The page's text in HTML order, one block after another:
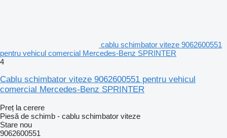
cablu schimbator viteze 9062600551
pentru vehicul comercial Mercedes-Benz SPRINTER
4
Cablu schimbator viteze 9062600551 pentru vehicul
comercial Mercedes-Benz SPRINTER
Preț la cerere
Piesă de schimb - cablu schimbator viteze
Stare nou
9062600551